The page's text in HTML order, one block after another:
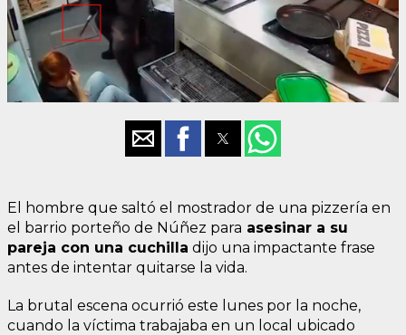
El hombre que saltó el mostrador de una pizzería en
el barrio porteño de Núñez para asesinar a su
pareja con una cuchilla dijo una impactante frase
antes de intentar quitarse la vida.
La brutal escena ocurrió este lunes por la noche,
cuando la víctima trabajaba en un local ubicado